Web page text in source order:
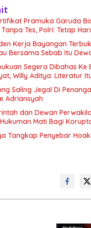
Pramuka Garuda
Tes, Polri: Tetap
Kerja Bayangan
Bersama Sebab Itu
Segera Dibahas Ke
Willy Aditya: Literatur
Saling Jegal Di
Adriansyah
dan Dewan
Mati Bagi
Tangkap Penyebar